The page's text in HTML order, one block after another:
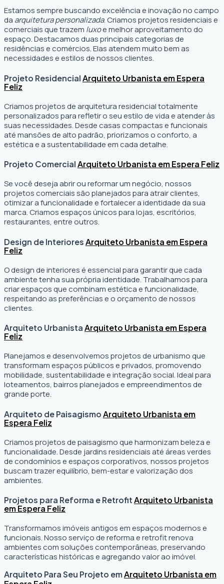
Estamos sempre buscando excelência e inovação no campo
da arquitetura personalizada. Criamos projetos residenciais e
comerciais que trazem luxoe melhor aproveitamento do
espaço. Destacamos duas principais categorias de
residências e comércios. Elas atendem muito bem as
necessidades e estilos de nossos clientes.
Projeto ResidencialArquiteto Urbanista em Espera
Feliz
Criamos projetos de arquitetura residencial totalmente
personalizados para refletir o seu estilo de vida e atender às
suas necessidades. Desde casas compactas e funcionais
até mansões de alto padrão, priorizamos o conforto, a
estética e a sustentabilidade em cada detalhe.
Projeto ComercialArquiteto Urbanista em Espera Feliz
Se você deseja abrir ou reformar um negócio, nossos
projetos comerciais são planejados para atrair clientes,
otimizar a funcionalidade e fortalecer a identidade da sua
marca. Criamos espaços únicos para lojas, escritórios,
restaurantes, entre outros.
Design de InterioresArquiteto Urbanista em Espera
Feliz
O design de interiores é essencial para garantir que cada
ambiente tenha sua própria identidade. Trabalhamos para
criar espaços que combinam estética e funcionalidade,
respeitando as preferências e o orçamento de nossos
clientes.
Arquiteto UrbanistaArquiteto Urbanista em Espera
Feliz
Planejamos e desenvolvemos projetos de urbanismo que
transformam espaços públicos e privados, promovendo
mobilidade, sustentabilidade e integração social. Ideal para
loteamentos, bairros planejados e empreendimentos de
grande porte.
Arquiteto de PaisagismoArquiteto Urbanista em
Espera Feliz
Criamos projetos de paisagismo que harmonizam beleza e
funcionalidade. Desde jardins residenciais até áreas verdes
de condomínios e espaços corporativos, nossos projetos
buscam trazer equilíbrio, bem-estar e valorização dos
ambientes.
Projetos para Reforma e RetrofitArquiteto Urbanista
em Espera Feliz
Transformamos imóveis antigos em espaços modernos e
funcionais. Nosso serviço de reforma e retrofit renova
ambientes com soluções contemporâneas, preservando
características históricas e agregando valor ao imóvel.
Arquiteto Para Seu Projeto emArquiteto Urbanista em